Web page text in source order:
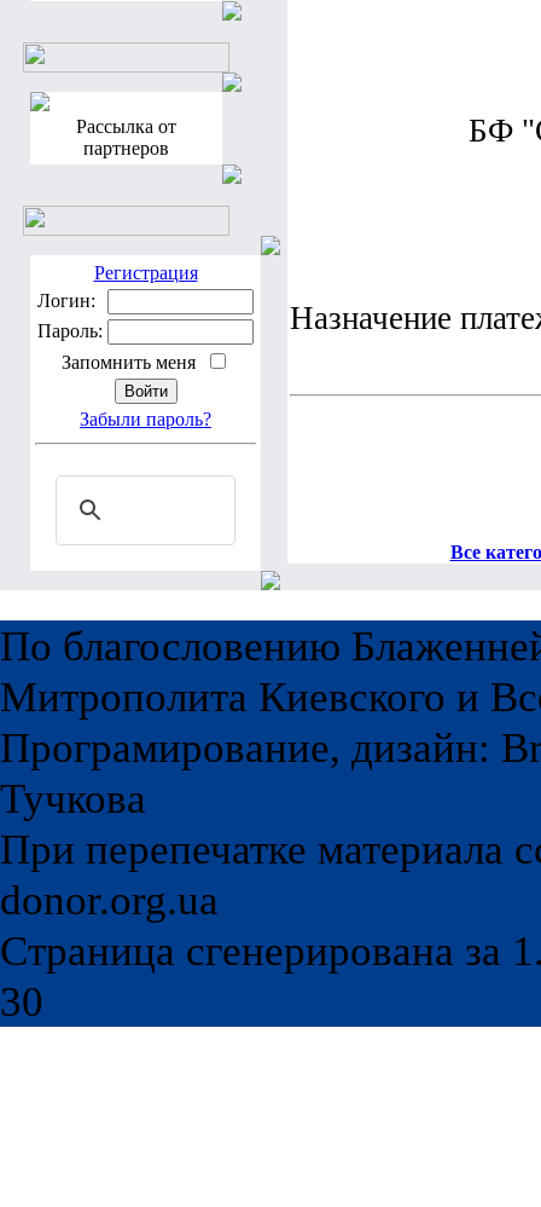
Рассылка от
партнеров
Регистрация
Логин:
Пароль:
Запомнить меня
Забыли пароль?
БФ
Назначение
Все
По благословению
Митрополита Киевского и
Програмирование, дизайн:
Тучкова
При перепечатке материала
donor.org.ua
Страница сгенерирована за
30